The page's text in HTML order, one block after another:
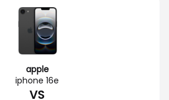
apple
iphone 16e
VS